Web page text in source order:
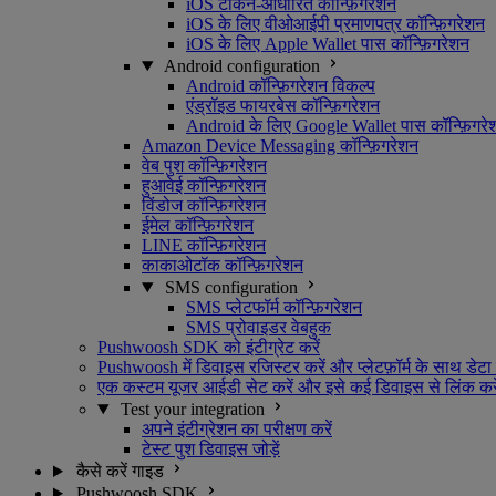
iOS टोकन-आधारित कॉन्फ़िगरेशन
iOS के लिए वीओआईपी प्रमाणपत्र कॉन्फ़िगरेशन
iOS के लिए Apple Wallet पास कॉन्फ़िगरेशन
Android configuration
Android कॉन्फ़िगरेशन विकल्प
एंड्रॉइड फायरबेस कॉन्फ़िगरेशन
Android के लिए Google Wallet पास
Amazon Device Messaging कॉन्फ़िगरेशन
वेब पुश कॉन्फ़िगरेशन
हुआवेई कॉन्फ़िगरेशन
विंडोज कॉन्फ़िगरेशन
ईमेल कॉन्फ़िगरेशन
LINE कॉन्फ़िगरेशन
काकाओटॉक कॉन्फ़िगरेशन
SMS configuration
SMS प्लेटफॉर्म कॉन्फ़िगरेशन
SMS प्रोवाइडर वेबहुक
Pushwoosh SDK को इंटीग्रेट करें
Pushwoosh में डिवाइस रजिस्टर करें और प्लेटफ़ॉर्म के साथ
एक कस्टम यूजर आईडी सेट करें और इसे कई डिवाइस से लिंक
Test your integration
अपने इंटीग्रेशन का परीक्षण करें
टेस्ट पुश डिवाइस जोड़ें
कैसे करें गाइड